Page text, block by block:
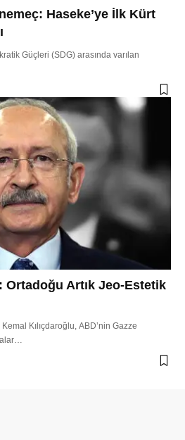
Haseke’ye İlk Kürt
Güçleri (SDG) arasında varılan
Ortadoğu Artık Jeo-Estetik
Kemal Kılıçdaroğlu, ABD’nin Gazze